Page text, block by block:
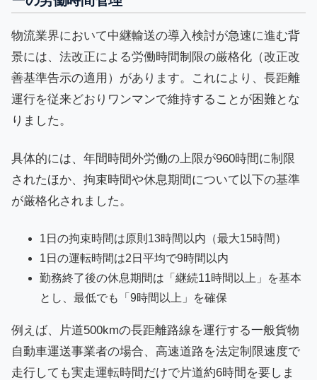
物流業界において中継輸送の導入検討が急速に進む背
景には、法改正による労働時間制限の厳格化（改正改
善基準告示の適用）があります。これにより、長距離
運行を従来どおりワンマンで維持することが困難とな
りました。
具体的には、年間時間外労働の上限が960時間に制限
されたほか、拘束時間や休息期間について以下の基準
が厳格化されました。
1日の拘束時間は原則13時間以内（最大15時間）
1日の運転時間は2日平均で9時間以内
勤務終了後の休息期間は「継続11時間以上」を基本
とし、最低でも「9時間以上」を確保
例えば、片道500kmの長距離路線を運行する一般貨物
自動車運送事業者の場合、高速道路を法定制限速度で
走行しても実走運転時間だけで片道約6時間を要しま